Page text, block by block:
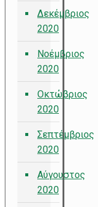
Δεκέμβριος
2020
Νοέμβριος
2020
Οκτώβριος
2020
Σεπτέμβριος
2020
Αύγουστος
2020